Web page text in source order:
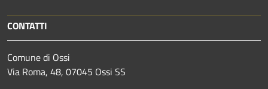
CONTATTI
Comune di Ossi
Via Roma, 48, 07045 Ossi SS